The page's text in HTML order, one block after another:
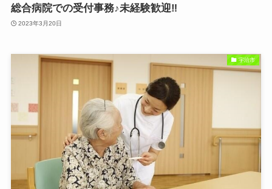
総合病院での受付事務♪未経験歓迎‼
2023年3月20日
宇治市